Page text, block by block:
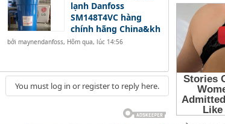
lạnh Danfoss
SM148T4VC hàng
chính hãng China&kh
bởi maynendanfoss, Hôm qua, lúc 14:56
You must log in or register to reply here.